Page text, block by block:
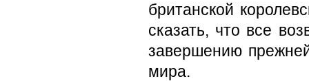
британской
сказать, что все
завершению
мира.